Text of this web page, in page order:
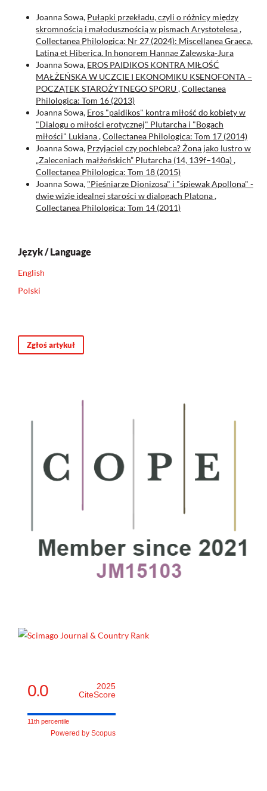
Joanna Sowa, Pułapki przekładu, czyli o różnicy między
skromnością i małodusznością w pismach Arystotelesa,
Collectanea Philologica: Nr 27 (2024): Miscellanea Graeca,
Latina et Hiberica. In honorem Hannae Zalewska-Jura
Joanna Sowa, EROS PAIDIKOS KONTRA MIŁOŚĆ
MAŁŻEŃSKA W UCZCIE I EKONOMIKU KSENOFONTA –
POCZĄTEK STAROŻYTNEGO SPORU,Collectanea
Philologica: Tom 16 (2013)
Joanna Sowa, Eros "paidikos" kontra miłość do kobiety w
"Dialogu o miłości erotycznej" Plutarcha i "Bogach
miłości" Lukiana,Collectanea Philologica: Tom 17 (2014)
Joanna Sowa, Przyjaciel czy pochlebca? Żona jako lustro w
„Zaleceniach małżeńskich” Plutarcha (14, 139f–140a),
Collectanea Philologica: Tom 18 (2015)
Joanna Sowa, "Pieśniarze Dionizosa" i "śpiewak Apollona" -
dwie wizje idealnej starości w dialogach Platona,
Collectanea Philologica: Tom 14 (2011)
Język / Language
English
Polski
Zgłoś artykuł
0.0
2025
CiteScore
11th percentile
Powered by Scopus